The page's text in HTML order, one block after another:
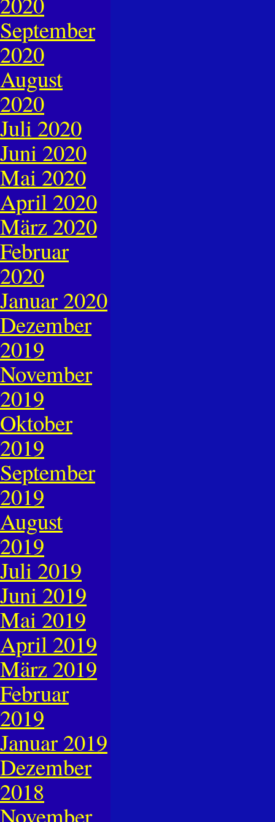
September
2020
August
2020
Juli 2020
Juni 2020
Mai 2020
April 2020
März 2020
Februar
2020
Januar 2020
Dezember
2019
November
2019
Oktober
2019
September
2019
August
2019
Juli 2019
Juni 2019
Mai 2019
April 2019
März 2019
Februar
2019
Januar 2019
Dezember
2018
November